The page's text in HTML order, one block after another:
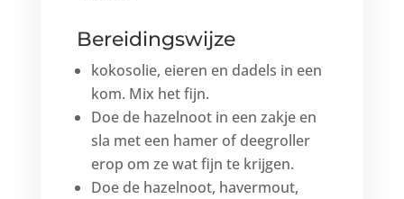
Bereidingswijze
kokosolie, eieren en dadels in een
kom. Mix het fijn.
Doe de hazelnoot in een zakje en
sla met een hamer of deegroller
erop om ze wat fijn te krijgen.
Doe de hazelnoot, havermout,